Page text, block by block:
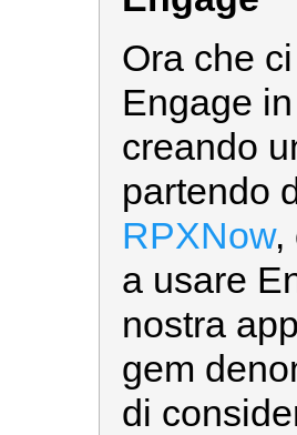
Ora che
Engage
creando
partendo
RPXNow,
a usare
nostra
gem
di